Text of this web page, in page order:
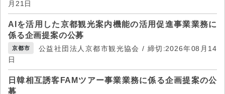
月21日
AIを活用した京都観光案内機能の活用促進事業業務に
係る企画提案の公募
京都市
公益社団法人京都市観光協会 / 締切:2026年08月14
日
日韓相互誘客FAMツアー事業業務に係る企画提案の公
募